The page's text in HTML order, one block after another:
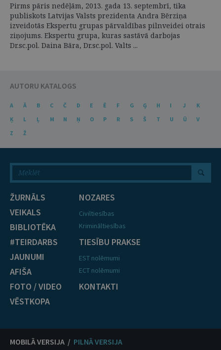
Pirms pāris nedēļām, 2013. gada 13. septembrī, tika
publiskots Latvijas Valsts prezidenta Andra Bērziņa
izveidotās Ekspertu grupas pārvaldības pilnveidei otrais
ziņojums. Ekspertu grupa, kuras sastāvā darbojas
Dr.sc.pol. Daina Bāra, Dr.sc.pol. Valts ...
AUTORU KATALOGS
A Ā B C Č D E Ē F G Ģ H I J
K
Ķ
L Ļ M N Ņ O P R S Š T U Ū
V
Z
Ž
ŽURNĀLS
VEIKALS
BIBLIOTĒKA
#TEIRDARBS
JAUNUMI
AFIŠA
FOTO / VIDEO
VĒSTKOPA
NOZARES
Civiltiesības
Krimināltiesības
TIESĪBU PRAKSE
EST nolēmumi
ECT nolēmumi
KONTAKTI
MOBILĀ VERSIJA / PILNĀ VERSIJA